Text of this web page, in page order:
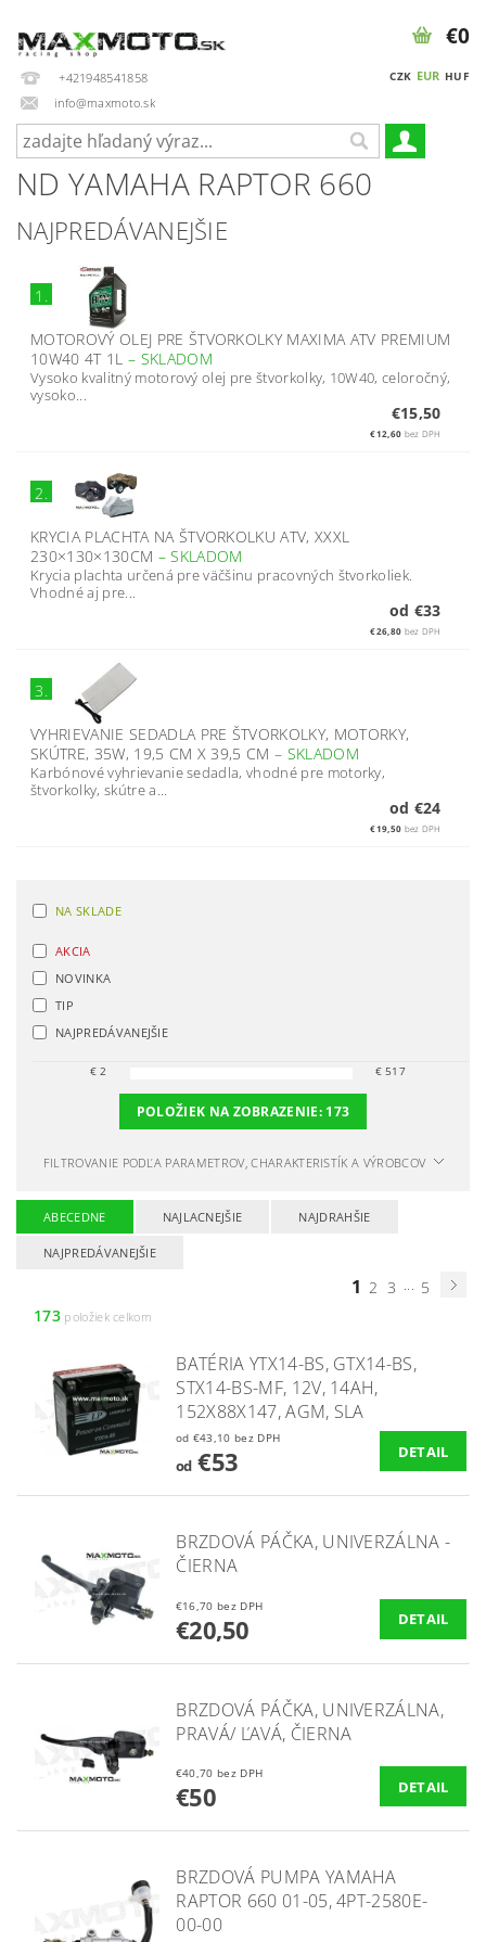
+421948541858
info@maxmoto.sk
CZK EUR HUF
€0
ND YAMAHA RAPTOR 660
NAJPREDÁVANEJŠIE
1.
MOTOROVÝ OLEJ PRE ŠTVORKOLKY MAXIMA ATV PREMIUM
10W40 4T 1L – SKLADOM
Vysoko kvalitný motorový olej pre štvorkolky, 10W40, celoročný,
vysoko...
€15,50
€12,60 bez DPH
2.
KRYCIA PLACHTA NA ŠTVORKOLKU ATV, XXXL
230×130×130CM –SKLADOM
Krycia plachta určená pre väčšinu pracovných štvorkoliek.
Vhodné aj pre...
od €33
€26,80 bez DPH
3.
VYHRIEVANIE SEDADLA PRE ŠTVORKOLKY, MOTORKY,
SKÚTRE, 35W, 19,5 CM X 39,5 CM– SKLADOM
Karbónové vyhrievanie sedadla, vhodné pre motorky,
štvorkolky, skútre a...
od €24
€19,50 bez DPH
NA SKLADE
AKCIA
NOVINKA
TIP
NAJPREDÁVANEJŠIE
€2 €517
POLOŽIEK NA ZOBRAZENIE: 173
FILTROVANIE PODĽA PARAMETROV, CHARAKTERISTÍK A VÝROBCOV
ABECEDNE NAJLACNEJŠIE NAJDRAHŠIE
NAJPREDÁVANEJŠIE
1 2 3 ... 5
173položiek celkom
BATÉRIA YTX14-BS, GTX14-BS,
STX14-BS-MF, 12V, 14AH,
152X88X147, AGM, SLA
od €43,10 bez DPH
od€53 DETAIL
BRZDOVÁ PÁČKA, UNIVERZÁLNA -
ČIERNA
€16,70 bez DPH
€20,50 DETAIL
BRZDOVÁ PÁČKA, UNIVERZÁLNA,
PRAVÁ/ ĽAVÁ, ČIERNA
€40,70 bez DPH
€50 DETAIL
BRZDOVÁ PUMPA YAMAHA
RAPTOR 660 01-05, 4PT-2580E-
00-00